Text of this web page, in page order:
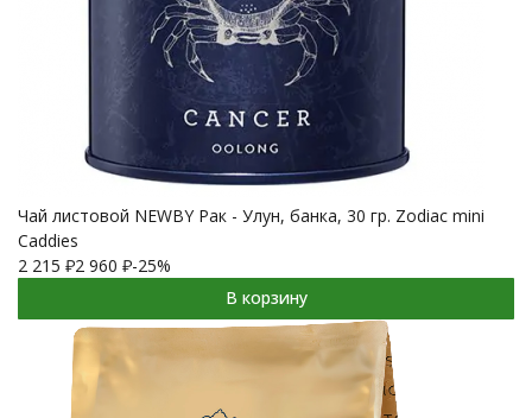
Чай листовой NEWBY Рак - Улун, банка, 30 гр. Zodiac mini
Caddies
2 215 ₽2 960 ₽-25%
В корзину